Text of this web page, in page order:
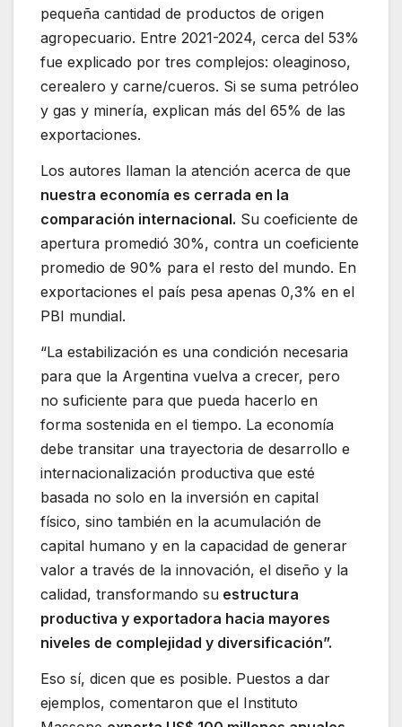
pequeña cantidad de productos de origen
agropecuario. Entre 2021-2024, cerca del 53%
fue explicado por tres complejos: oleaginoso,
cerealero y carne/cueros. Si se suma petróleo
y gas y minería, explican más del 65% de las
exportaciones.
Los autores llaman la atención acerca de que
nuestra economía es cerrada en la
comparación internacional. Su coeficiente de
apertura promedió 30%, contra un coeficiente
promedio de 90% para el resto del mundo. En
exportaciones el país pesa apenas 0,3% en el
PBI mundial.
“La estabilización es una condición necesaria
para que la Argentina vuelva a crecer, pero
no suficiente para que pueda hacerlo en
forma sostenida en el tiempo. La economía
debe transitar una trayectoria de desarrollo e
internacionalización productiva que esté
basada no solo en la inversión en capital
físico, sino también en la acumulación de
capital humano y en la capacidad de generar
valor a través de la innovación, el diseño y la
calidad, transformando su estructura
productiva y exportadora hacia mayores
niveles de complejidad y diversificación”.
Eso sí, dicen que es posible. Puestos a dar
ejemplos, comentaron que el Instituto